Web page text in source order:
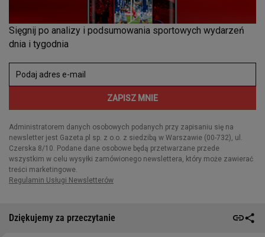
Dziękujemy za przeczytanie